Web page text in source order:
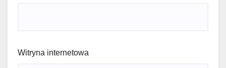
Witryna internetowa